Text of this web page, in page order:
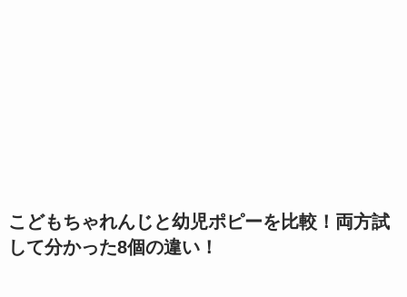
こどもちゃれんじと幼児ポピーを比較！両方試
して分かった8個の違い！